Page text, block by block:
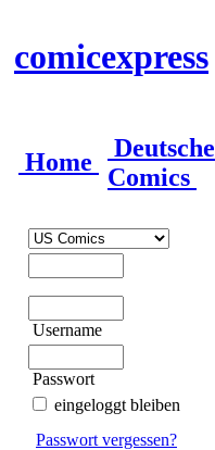
comicexpress
Home
Deutsche
Comics
Username
Passwort
eingeloggt bleiben
Passwort vergessen?